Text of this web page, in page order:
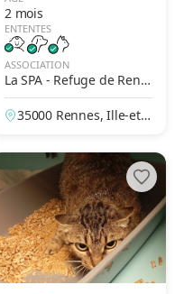
2 mois
ENTENTES
ASSOCIATION
La SPA - Refuge de Renn
es
35000 Rennes, Ille-et-V